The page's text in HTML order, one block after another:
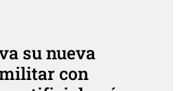
su nueva
con